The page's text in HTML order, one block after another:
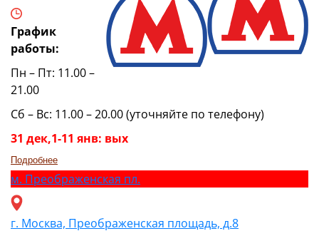
График
работы:
Пн – Пт: 11.00 –
21.00
Сб – Вс: 11.00 – 20.00 (уточняйте по телефону)
31 дек,1-11 янв: вых
Подробнее
м. Преображенская пл.
г. Москва, Преображенская площадь, д.8